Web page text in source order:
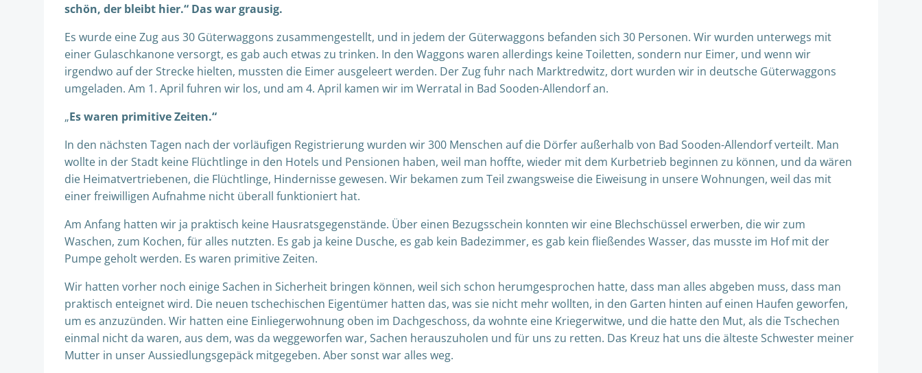
schön, der bleibt hier.“ Das war grausig.
Es wurde eine Zug aus 30 Güterwaggons zusammengestellt, und in jedem der Güterwaggons befanden sich 30 Personen. Wir wurden unterwegs mit
einer Gulaschkanone versorgt, es gab auch etwas zu trinken. In den Waggons waren allerdings keine Toiletten, sondern nur Eimer, und wenn wir
irgendwo auf der Strecke hielten, mussten die Eimer ausgeleert werden. Der Zug fuhr nach Marktredwitz, dort wurden wir in deutsche Güterwaggons
umgeladen. Am 1. April fuhren wir los, und am 4. April kamen wir im Werratal in Bad Sooden-Allendorf an.
„Es waren primitive Zeiten.“
In den nächsten Tagen nach der vorläufigen Registrierung wurden wir 300 Menschen auf die Dörfer außerhalb von Bad Sooden-Allendorf verteilt. Man
wollte in der Stadt keine Flüchtlinge in den Hotels und Pensionen haben, weil man hoffte, wieder mit dem Kurbetrieb beginnen zu können, und da wären
die Heimatvertriebenen, die Flüchtlinge, Hindernisse gewesen. Wir bekamen zum Teil zwangsweise die Eiweisung in unsere Wohnungen, weil das mit
einer freiwilligen Aufnahme nicht überall funktioniert hat.
Am Anfang hatten wir ja praktisch keine Hausratsgegenstände. Über einen Bezugsschein konnten wir eine Blechschüssel erwerben, die wir zum
Waschen, zum Kochen, für alles nutzten. Es gab ja keine Dusche, es gab kein Badezimmer, es gab kein fließendes Wasser, das musste im Hof mit der
Pumpe geholt werden. Es waren primitive Zeiten.
Wir hatten vorher noch einige Sachen in Sicherheit bringen können, weil sich schon herumgesprochen hatte, dass man alles abgeben muss, dass man
praktisch enteignet wird. Die neuen tschechischen Eigentümer hatten das, was sie nicht mehr wollten, in den Garten hinten auf einen Haufen geworfen,
um es anzuzünden. Wir hatten eine Einliegerwohnung oben im Dachgeschoss, da wohnte eine Kriegerwitwe, und die hatte den Mut, als die Tschechen
einmal nicht da waren, aus dem, was da weggeworfen war, Sachen herauszuholen und für uns zu retten. Das Kreuz hat uns die älteste Schwester meiner
Mutter in unser Aussiedlungsgepäck mitgegeben. Aber sonst war alles weg.